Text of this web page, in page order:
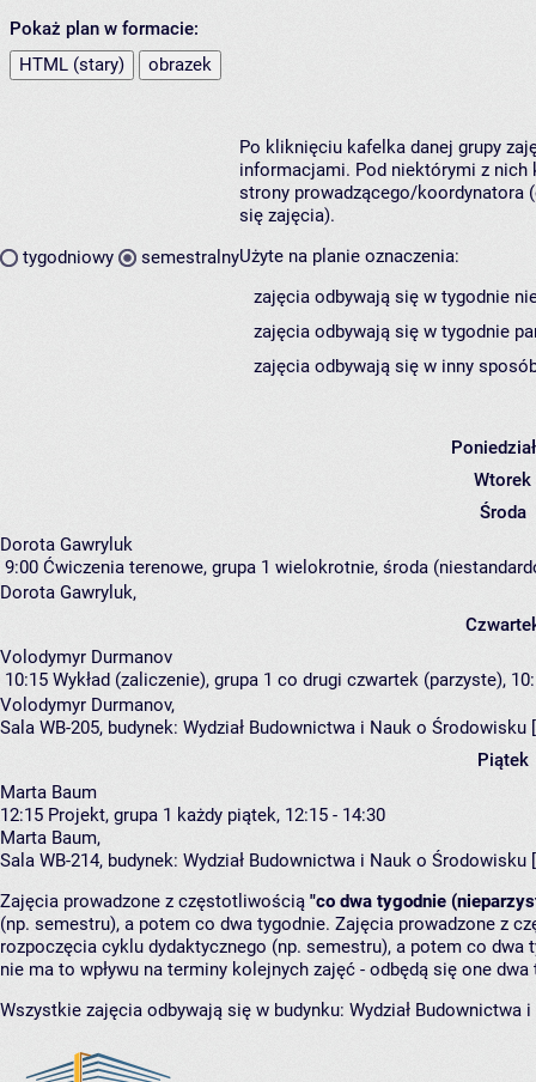
Pokaż plan w formacie:
HTML (stary)
obrazek
tygodniowy semestralny
Po kliknięciu kafelka danej grupy
informacjami. Pod niektórymi z nich
strony prowadzącego/koordynatora
się zajęcia).
Użyte na planie oznaczenia:
zajęcia odbywają się w tygodnie
zajęcia odbywają się w tygodnie
zajęcia odbywają się w inny
Wtorek
Środa
Dorota Gawryluk
9:00 Ćwiczenia terenowe, grupa 1 wielokrotnie, środa
Dorota Gawryluk,
Volodymyr Durmanov
10:15 Wykład (zaliczenie), grupa 1 co drugi czwartek (parzyste),
Volodymyr Durmanov,
Sala WB-205, budynek: Wydział Budownictwa i Nauk o Środowisku
Piątek
Marta Baum
12:15 Projekt, grupa 1 każdy piątek, 12:15 - 14:30
Marta Baum,
Sala WB-214, budynek: Wydział Budownictwa i Nauk o Środowisku
Zajęcia prowadzone z częstotliwością "co dwa tygodnie
(np. semestru), a potem co dwa tygodnie. Zajęcia prowadzone z
rozpoczęcia cyklu dydaktycznego (np. semestru), a potem co
nie ma to wpływu na terminy kolejnych zajęć - odbędą się one
Wszystkie zajęcia odbywają się w budynku: Wydział Budownictwa